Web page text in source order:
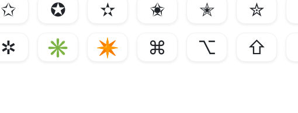
✩
✪ ✫ ✬ ✭ ✮
✲
✳ ✴ ⌘ ⌥ ⇧